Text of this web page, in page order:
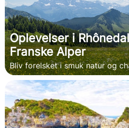
Oplevelser i
Franske Alper
Bliv forelsket i smuk natur og